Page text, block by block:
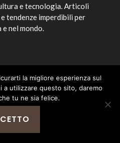
e tecnologia. Articoli
tendenze imperdibili per
nel mondo.
la migliore esperienza sul
utilizzare questo sito, daremo
tu ne sia felice.